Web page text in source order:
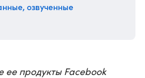
озвученные
продукты Facebook